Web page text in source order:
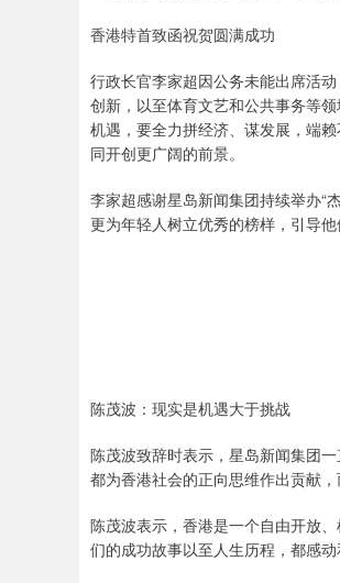
香港特首致函祝贺圆满成功
行政长官李家超因公务未能出席活
创新，以至体育文艺和公共事务等
机遇，要全力拼经济、谋发展，端
同开创更广阔的前景。
李家超感谢星岛新闻集团持续举办“
更为年轻人树立优秀的榜样，引导
陈茂波：现实是机遇大于挑战
陈茂波致辞时表示，星岛新闻集团
都为香港社会的正向思维作出贡献
陈茂波表示，香港是一个自由开放
们的成功故事以至人生历程，都感